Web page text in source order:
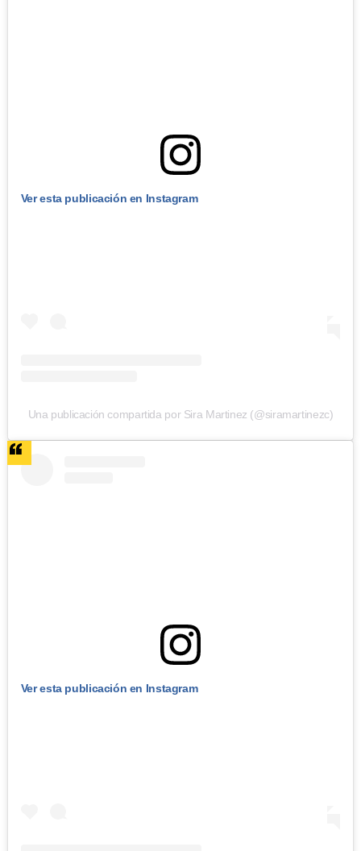
Ver esta publicación en Instagram
Una publicación compartida por Sira Martinez (@siramartinezc)
Ver esta publicación en Instagram